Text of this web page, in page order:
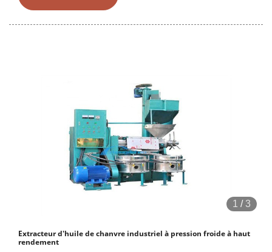
colza/expulseur d'huile d'arachide Yzyx120
1 /3
Extracteur d'huile de chanvre industriel à pression froide à haut
rendement